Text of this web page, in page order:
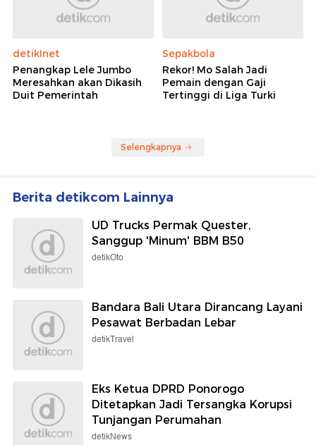
detikInet
Penangkap Lele Jumbo
Meresahkan akan Dikasih
Duit Pemerintah
Sepakbola
Rekor! Mo Salah Jadi
Pemain dengan Gaji
Tertinggi di Liga Turki
Selengkapnya
Berita detikcom Lainnya
UD Trucks Permak Quester,
Sanggup 'Minum' BBM B50
detikOto
Bandara Bali Utara Dirancang Layani
Pesawat Berbadan Lebar
detikTravel
Eks Ketua DPRD Ponorogo
Ditetapkan Jadi Tersangka Korupsi
Tunjangan Perumahan
detikNews